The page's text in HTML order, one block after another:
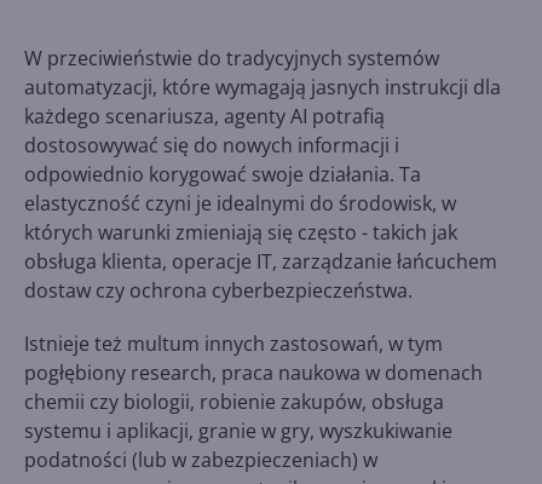
W przeciwieństwie do tradycyjnych systemów
automatyzacji, które wymagają jasnych instrukcji dla
każdego scenariusza, agenty AI potrafią
dostosowywać się do nowych informacji i
odpowiednio korygować swoje działania. Ta
elastyczność czyni je idealnymi do środowisk, w
których warunki zmieniają się często - takich jak
obsługa klienta, operacje IT, zarządzanie łańcuchem
dostaw czy ochrona cyberbezpieczeństwa.
Istnieje też multum innych zastosowań, w tym
pogłębiony research, praca naukowa w domenach
chemii czy biologii, robienie zakupów, obsługa
systemu i aplikacji, granie w gry, wyszkukiwanie
podatności (lub w zabezpieczeniach) w